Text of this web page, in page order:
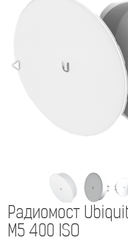
Радиомост
M5 400 ISO